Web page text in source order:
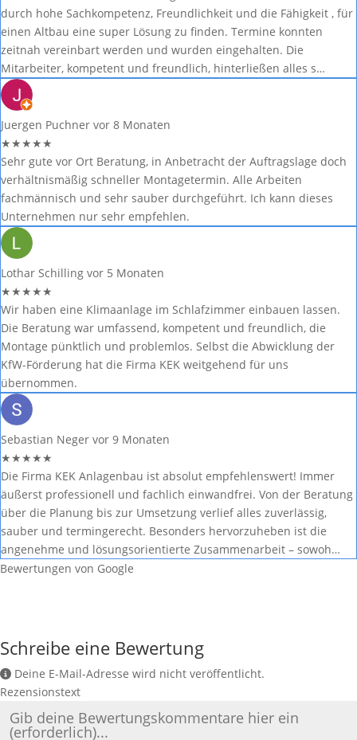
durch hohe Sachkompetenz, Freundlichkeit und die Fähigkeit , für
einen Altbau eine super Lösung zu finden. Termine konnten
zeitnah vereinbart werden und wurden eingehalten. Die
Mitarbeiter, kompetent und freundlich, hinterließen alles s…
Juergen Puchner vor 8 Monaten
★★★★★
Sehr gute vor Ort Beratung, in Anbetracht der Auftragslage doch
verhältnismäßig schneller Montagetermin. Alle Arbeiten
fachmännisch und sehr sauber durchgeführt. Ich kann dieses
Unternehmen nur sehr empfehlen.
Lothar Schilling vor 5 Monaten
★★★★★
Wir haben eine Klimaanlage im Schlafzimmer einbauen lassen.
Die Beratung war umfassend, kompetent und freundlich, die
Montage pünktlich und problemlos. Selbst die Abwicklung der
KfW-Förderung hat die Firma KEK weitgehend für uns
übernommen.
Sebastian Neger vor 9 Monaten
★★★★★
Die Firma KEK Anlagenbau ist absolut empfehlenswert! Immer
äußerst professionell und fachlich einwandfrei. Von der Beratung
über die Planung bis zur Umsetzung verlief alles zuverlässig,
sauber und termingerecht. Besonders hervorzuheben ist die
angenehme und lösungsorientierte Zusammenarbeit – sowoh…
Bewertungen von Google
Schreibe eine Bewertung
Deine E-Mail-Adresse wird nicht veröffentlicht.
Rezensionstext